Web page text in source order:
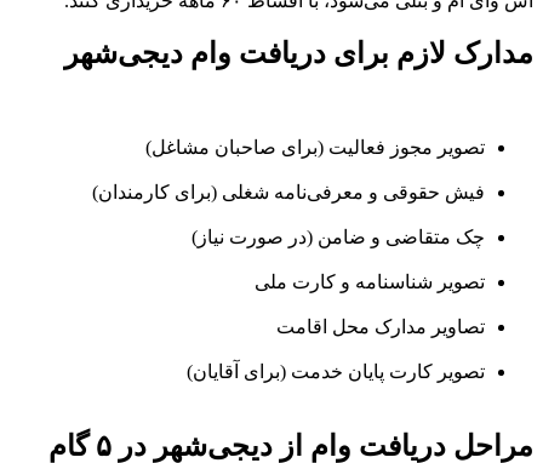
مدارک لازم برای دریافت وام دیجی‌شهر
تصویر مجوز فعالیت (برای صاحبان مشاغل)
فیش حقوقی و معرفی‌نامه شغلی (برای کارمندان)
چک متقاضی و ضامن (در صورت نیاز)
تصویر شناسنامه و کارت ملی
تصاویر مدارک محل اقامت
تصویر کارت پایان خدمت (برای آقایان)
مراحل دریافت وام از دیجی‌شهر در ۵ گام